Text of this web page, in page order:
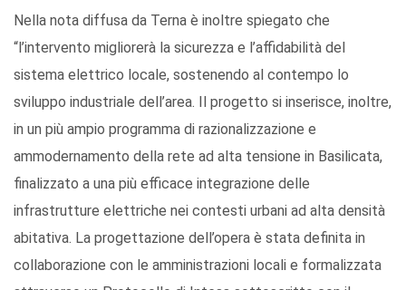
Nella nota diffusa da Terna è inoltre spiegato che
“l’intervento migliorerà la sicurezza e l’affidabilità del
sistema elettrico locale, sostenendo al contempo lo
sviluppo industriale dell’area. Il progetto si inserisce, inoltre,
in un più ampio programma di razionalizzazione e
ammodernamento della rete ad alta tensione in Basilicata,
finalizzato a una più efficace integrazione delle
infrastrutture elettriche nei contesti urbani ad alta densità
abitativa. La progettazione dell’opera è stata definita in
collaborazione con le amministrazioni locali e formalizzata